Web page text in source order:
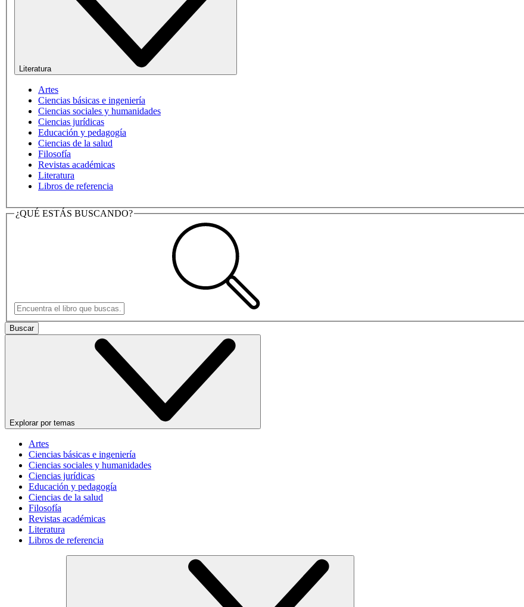
Literatura
Artes
Ciencias básicas e ingeniería
Ciencias sociales y humanidades
Ciencias jurídicas
Educación y pedagogía
Ciencias de la salud
Filosofía
Revistas académicas
Literatura
Libros de referencia
¿QUÉ ESTÁS BUSCANDO?
Buscar
Explorar por temas
Artes
Ciencias básicas e ingeniería
Ciencias sociales y humanidades
Ciencias jurídicas
Educación y pedagogía
Ciencias de la salud
Filosofía
Revistas académicas
Literatura
Libros de referencia